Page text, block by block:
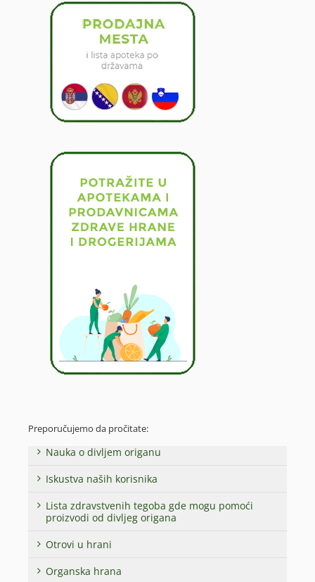
Preporučujemo da pročitate:
Nauka o divljem origanu
Iskustva naših korisnika
Lista zdravstvenih tegoba gde mogu pomoći
proizvodi od divljeg origana
Otrovi u hrani
Organska hrana